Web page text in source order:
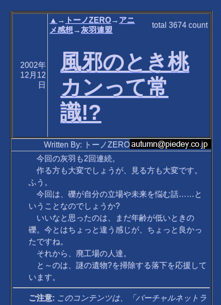
2002年
12月12
日
▲ → トーノZERO→ アニ
メ感想 → 灰羽連盟
total3674 count
風邪のとき桃
カンって常
識!?
Written By: トーノZERO
今回の灰羽も2回連続。
作る方も大変でしょうが、見る方も大変です。
ふう。
今回は、礫が自分の立場や未来を悩む話……と
いうことなのでしょうか?
いいなと思ったのは、まだ年齢が低いときの
礫。今とはちょっと違う感じが、ちょっと良かっ
たですね。
それから、廃工場の人達。
と～のは、謎の遺物?を掃除する落下を応援して
います。
ご注意: このコンテンツは、「バーチャルネットラ